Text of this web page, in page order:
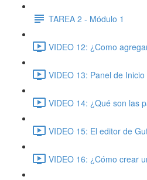
TAREA 2 - Módulo 1
VIDEO 12: ¿Como
VIDEO 13: Panel de
VIDEO 14: ¿Qué son las
VIDEO 15: El editor de
VIDEO 16: ¿Cómo crear